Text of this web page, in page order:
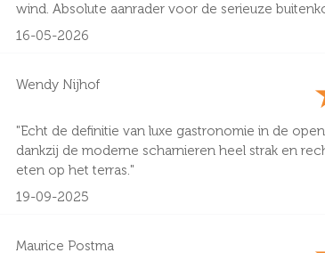
wind. Absolute aanrader voor de serieuze
16-05-2026
Wendy Nijhof
"Echt de definitie van luxe gastronomie in de
dankzij de moderne scharnieren heel strak en
eten op het terras."
19-09-2025
Maurice Postma